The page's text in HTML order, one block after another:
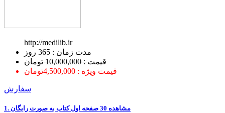
http://medilib.ir
ﻣﺪﺕ ﺯﻣﺎﻥ : 365 ﺭﻭﺯ
قیمت : 10,000,000 تومان
قیمت ویژه : 4,500,000تومان
سفارش
1. ﻣﺸﺎﻫﺪﻩ 30 ﺻﻔﺤﻪ اﻭﻝ ﮐﺘﺎﺏ ﺑﻪ ﺻﻮﺭﺕ ﺭاﯾﮕﺎﻥ